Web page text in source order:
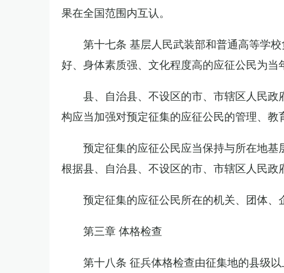
果在全国范围内互认。
第十七条 基层人民武装部和普通高等学
好、身体素质强、文化程度高的应征公民为当
县、自治县、不设区的市、市辖区人民
构应当加强对预定征集的应征公民的管理、教
预定征集的应征公民应当保持与所在地
根据县、自治县、不设区的市、市辖区人民政
预定征集的应征公民所在的机关、团体、
第三章 体格检查
第十八条 征兵体格检查由征集地的县级